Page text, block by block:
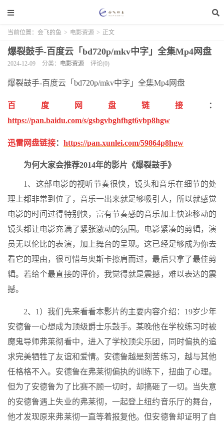
当前位置： 会飞的鱼 > 电影资源 > 正文
爆裂鼓手-百度云「bd720p/mkv中字」全集Mp4网盘
2024-12-09 分类： 电影资源 评论(0)
爆裂鼓手-百度云「bd720p/mkv中字」全集Mp4网盘
百度网盘链接
：
https://pan.baidu.com/s/gsbgvbghfhgt6vbp8hgw
迅雷网盘链接： https://pan.xunlei.com/59864p8hgw
为何大家会推荐2014年的影片《爆裂鼓手》
1、这部电影的视听节奏很快，镜头和音乐在细节的处
理上都非常到位了，音乐一出来就足够吸引人，所以就感觉
电影的时间过得特别快，富有节奏感的音乐加上快速移动的
镜头都让电影充满了紧张激动的氛围。电影紧凑的剪辑，演
员无以伦比的表演，加上舞台的呈现。这已经足够成为你去
看它的理由，很可惜与奥斯卡擦肩而过，最后只拿了最佳剪
辑。若给个最直接的评价，我觉得就是震撼，难以表达的震
撼。
2、1）我们先来看看本影片的主要内容介绍：19岁少年
安德鲁一心想成为顶级爵士乐鼓手。某晚他在学校练习时被
魔鬼导师弗莱彻看中，进入了学校顶尖乐团，同时偏执的追
求完美牺牲了友谊和爱情。安德鲁越是刻苦练习，越与其他
任格格不入。安德鲁在弗莱彻偏执的训练下，扭曲了心理。
但为了安德鲁为了比赛不顾一切时，却搞砸了一切。当失意
的安德鲁遇上失业的弗莱彻，一起登上纽约音乐厅的舞台，
他才发现原来弗莱彻一直等着报复他。但安德鲁却证明了自